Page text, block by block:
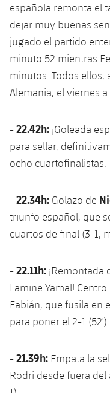
española remonta el
dejar muy buenas
jugado el partido
minuto 52 mientras
minutos. Todos ellos,
Alemania, el viernes a
-22.42h: ¡Goleada
para sellar,
ocho cuartofinalistas.
-22.34h: Golazo de
triunfo español, que
cuartos de final (3-1,
-22.11h: ¡Remontada
Lamine Yamal!
Fabián, que fusila en
para poner el 2-1 (52').
-21.39h: Empata la
Rodri desde fuera